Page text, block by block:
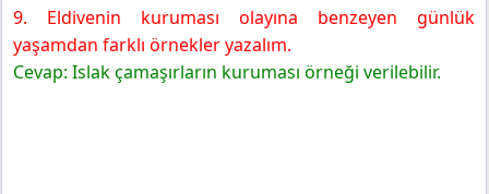
9. Eldivenin kuruması olayına benzeyen günlük
yaşamdan farklı örnekler yazalım.
Cevap: Islak çamaşırların kuruması örneği verilebilir.